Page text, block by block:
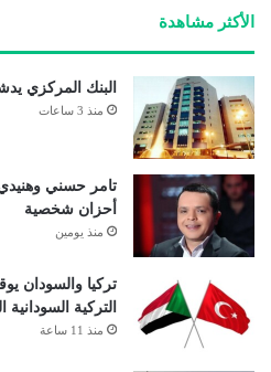
الأكثر مشاهدة
البنك المركزي
منذ 3 ساعات
تامر حسني
أحزان شخصية
منذ يومين
تركيا والسودان
التركية
منذ 11 ساعة